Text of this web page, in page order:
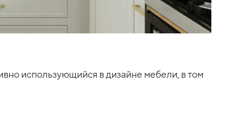
использующийся в дизайне мебели, в том